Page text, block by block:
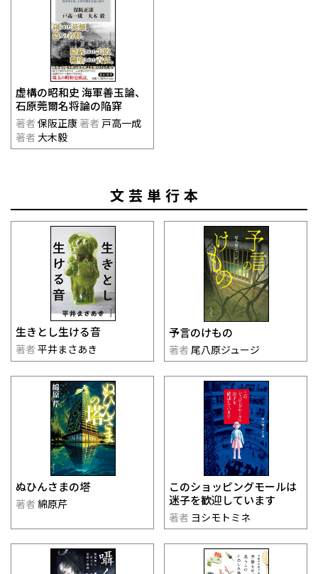
虚構の昭和史 海軍善玉論、
石原莞爾名将論の陥穽
著者 保阪正康著者 戸高一成
著者 大木毅
文芸単行本
生きとし生ける音
著者 平井まさあき
予言のけもの
著者 尾八原ジュージ
ぬひんさまの塔
著者 綿原芹
このショッピングモールは
迷子を歓迎しています
著者 ヨシモトミネ